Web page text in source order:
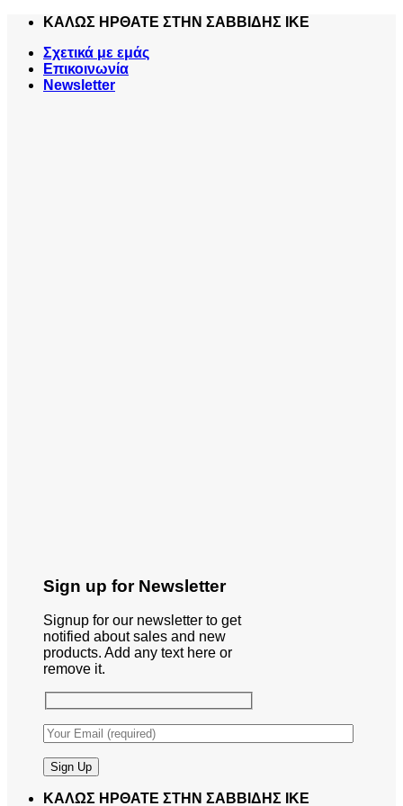
Skip
content
ΚΑΛΩΣ ΗΡΘΑΤΕ ΣΤΗΝ ΣΑΒΒΙΔΗΣ ΙΚΕ
Σχετικά με εμάς
Επικοινωνία
Newsletter
Sign up for Newsletter
Signup for our newsletter to get
notified about sales and new
products. Add any text here or
remove it.
ΚΑΛΩΣ ΗΡΘΑΤΕ ΣΤΗΝ ΣΑΒΒΙΔΗΣ ΙΚΕ